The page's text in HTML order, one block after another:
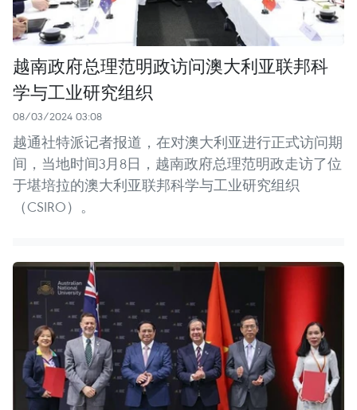
越南政府总理范明政访问澳大利亚联邦科
学与工业研究组织
08/03/2024 03:08
越通社特派记者报道，在对澳大利亚进行正式访问期
间，当地时间3月8日，越南政府总理范明政走访了位
于堪培拉的澳大利亚联邦科学与工业研究组织
（CSIRO）。